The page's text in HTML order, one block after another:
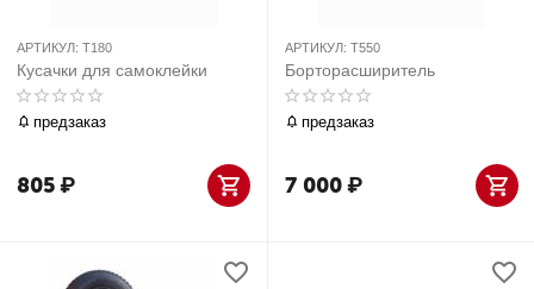
АРТИКУЛ: T180
Кусачки для самоклейки
предзаказ
805₽
АРТИКУЛ: T550
Борторасширитель
предзаказ
7 000₽